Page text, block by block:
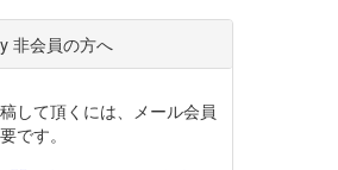
非会員の方へ
して頂くには、メール会員
です。